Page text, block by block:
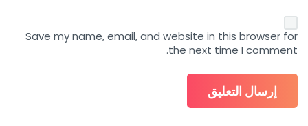
Save my name, email, and website in this browser for
the next time I comment.